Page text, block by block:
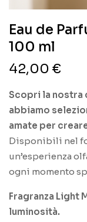
Eau de
100 ml
42,00 €
Scopri la nostra
abbiamo
amate per
Disponibili nel
un’esperienza
ogni momento
Fragranza Light
luminosità.